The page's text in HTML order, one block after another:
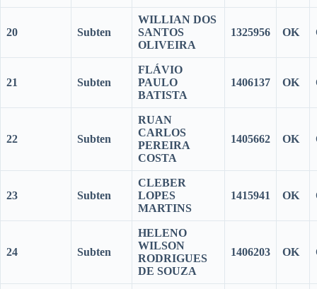
20 Subten
WILLIAN DOS
SANTOS
OLIVEIRA
1325956 OK
21 Subten
FLÁVIO
PAULO
BATISTA
1406137 OK
22 Subten
RUAN
CARLOS
PEREIRA
COSTA
1405662 OK
23 Subten
CLEBER
LOPES
MARTINS
1415941 OK
24 Subten
HELENO
WILSON
RODRIGUES
DE SOUZA
1406203 OK